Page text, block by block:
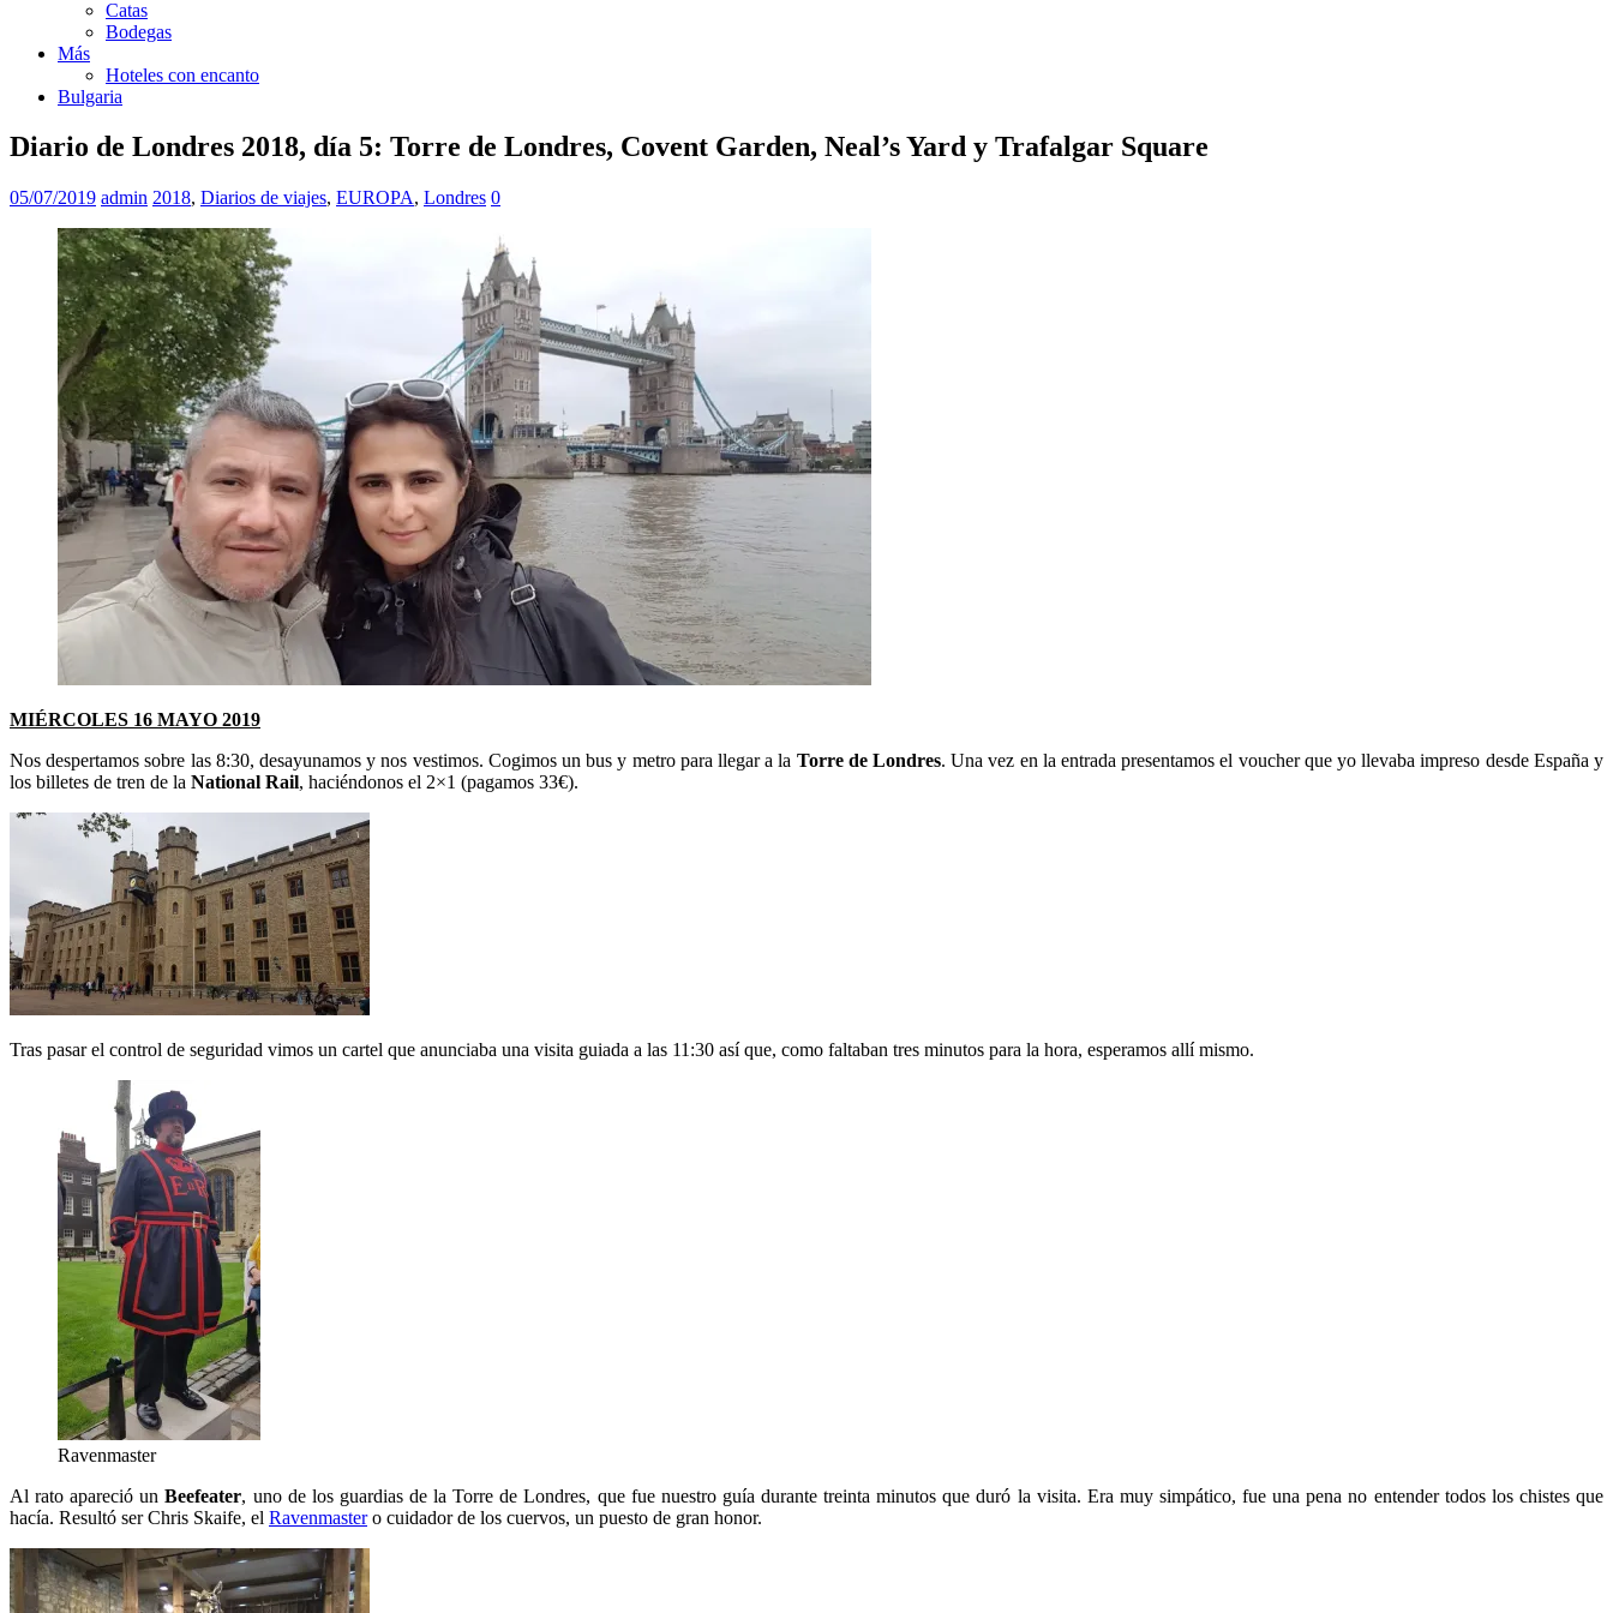
Catas
Bodegas
Más
Hoteles con encanto
Bulgaria
Diario de Londres 2018, día 5: Torre de Londres, Covent Garden, Neal’s Yard y Trafalgar Square
05/07/2019 admin 2018, Diarios de viajes, EUROPA, Londres 0
MIÉRCOLES 16 MAYO 2019
Nos despertamos sobre las 8:30, desayunamos y nos vestimos. Cogimos un bus y metro para llegar a la Torre de Londres. Una vez en la entrada presentamos el voucher que yo llevaba impreso desde España y
los billetes de tren de la National Rail, haciéndonos el 2×1 (pagamos 33€).
Tras pasar el control de seguridad vimos un cartel que anunciaba una visita guiada a las 11:30 así que, como faltaban tres minutos para la hora, esperamos allí mismo.
Ravenmaster
Al rato apareció unBeefeater, uno de los guardias de la Torre de Londres, que fue nuestro guía durante treinta minutos que duró la visita. Era muy simpático, fue una pena no entender todos los chistes que
hacía. Resultó ser Chris Skaife, el Ravenmastero cuidador de los cuervos, un puesto de gran honor.